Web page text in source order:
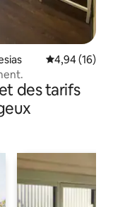
Évaluation
4,94 (16)
des tarifs